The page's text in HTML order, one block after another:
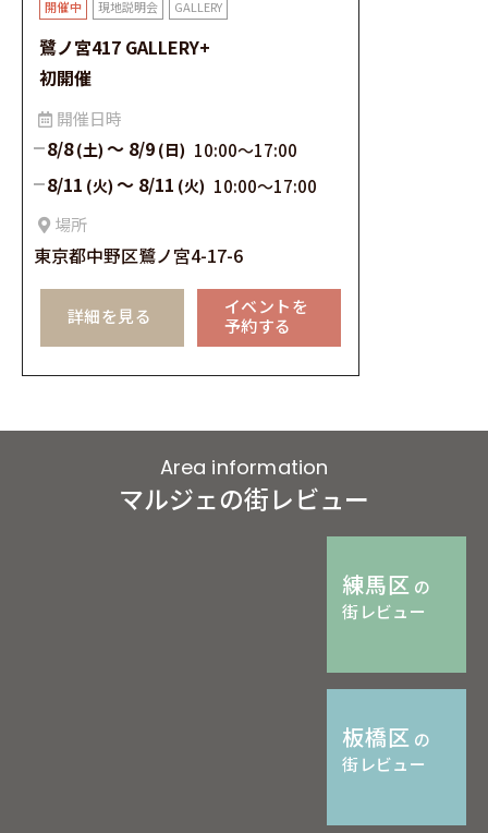
現地説明会 GALLERY
鷺ノ宮417 GALLERY+
初開催
開催⽇時
8/8 (土) ～ 8/9 (日) 10:00〜17:00
8/11 (火) ～ 8/11 (火) 10:00〜17:00
場所
東京都中野区鷺ノ宮4-17-6
詳細を見る
イベントを
予約する
Area information
マルジェの街レビュー
練馬区 の
街レビュー
板橋区 の
街レビュー